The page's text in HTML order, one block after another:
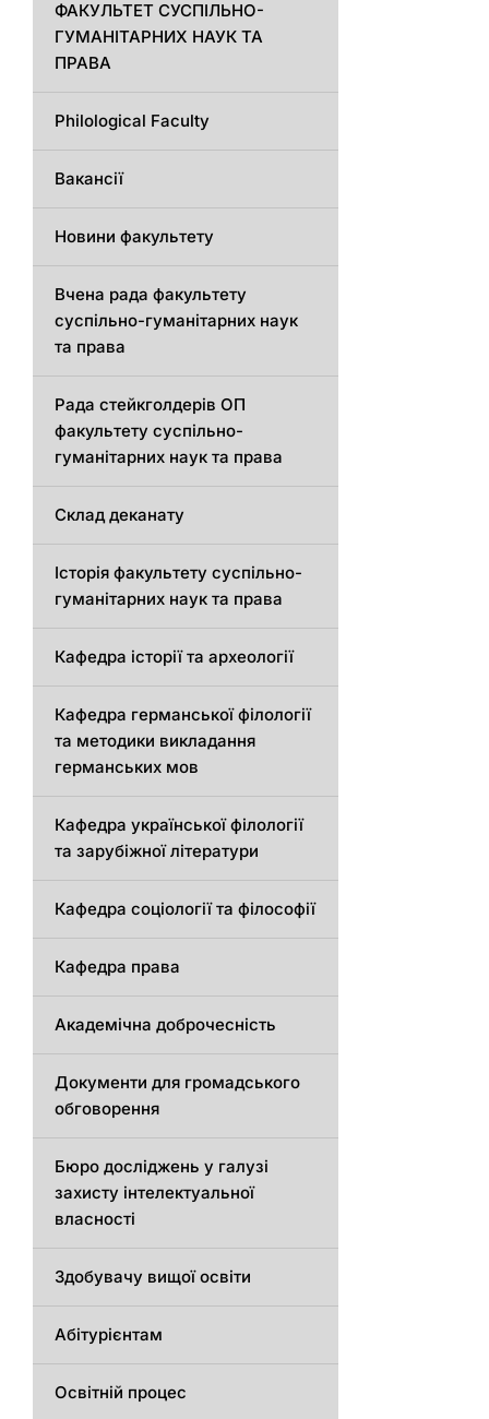
ФАКУЛЬТЕТ СУСПІЛЬНО-
ГУМАНІТАРНИХ НАУК ТА
ПРАВА
Philological Faculty
Вакансії
Новини факультету
Вчена рада факультету
суспільно-гуманітарних наук
та права
Рада стейкголдерів ОП
факультету суспільно-
гуманітарних наук та права
Склад деканату
Історія факультету суспільно-
гуманітарних наук та права
Кафедра історії та археології
Кафедрa германської філології
та методики викладання
германських мов
Кафедра української філології
та зарубіжної літератури
Кафедра соціології та філософії
Кафедра права
Академічна доброчесність
Документи для громадського
обговорення
Бюро досліджень у галузі
захисту інтелектуальної
власності
Здобувачу вищої освіти
Абітурієнтам
Освітній процес